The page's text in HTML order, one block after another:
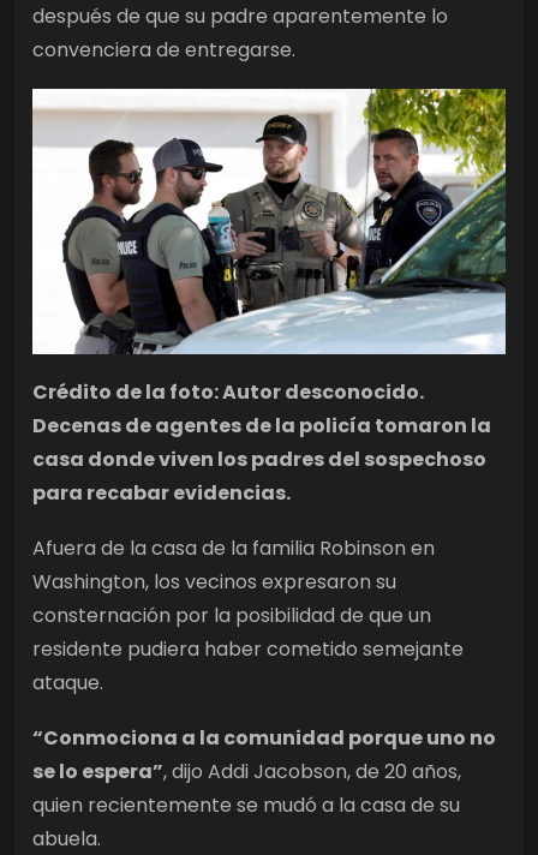
después de que su padre aparentemente lo
convenciera de entregarse.
Crédito de la foto: Autor desconocido.
Decenas de agentes de la policía tomaron la
casa donde viven los padres del sospechoso
para recabar evidencias.
Afuera de la casa de la familia Robinson en
Washington, los vecinos expresaron su
consternación por la posibilidad de que un
residente pudiera haber cometido semejante
ataque.
“Conmociona a la comunidad porque uno no
se lo espera”, dijo Addi Jacobson, de 20 años,
quien recientemente se mudó a la casa de su
abuela.